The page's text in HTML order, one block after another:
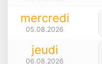
mercredi
05.08.2026
jeudi
06.08.2026